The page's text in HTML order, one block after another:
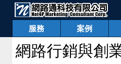
服務 案例
網路行銷與創